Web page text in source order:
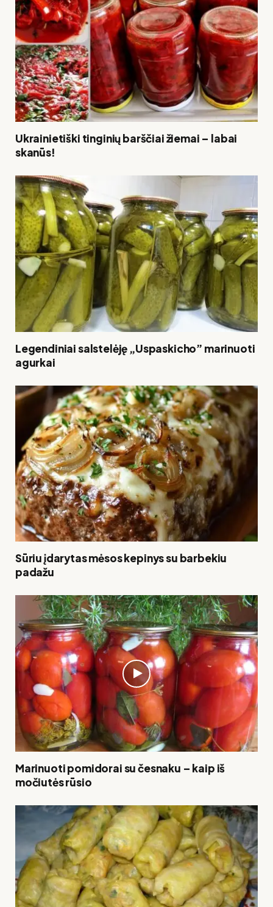
Ukrainietiški tinginių barščiai žiemai – labai
skanūs!
Legendiniai salstelėję „Uspaskicho” marinuoti
agurkai
Sūriu įdarytas mėsos kepinys su barbekiu
padažu
Marinuoti pomidorai su česnaku – kaip iš
močiutės rūsio